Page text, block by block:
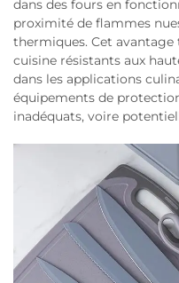
dans des fours en
proximité de flammes
thermiques. Cet
cuisine résistants aux
dans les applications
équipements de
inadéquats, voire